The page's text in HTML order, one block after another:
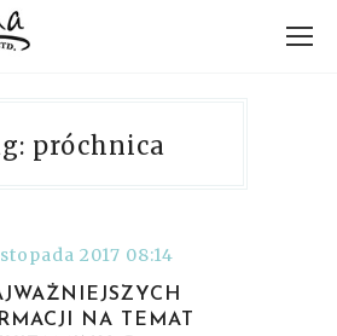
próchnica
2017 08:14
NA TEMAT